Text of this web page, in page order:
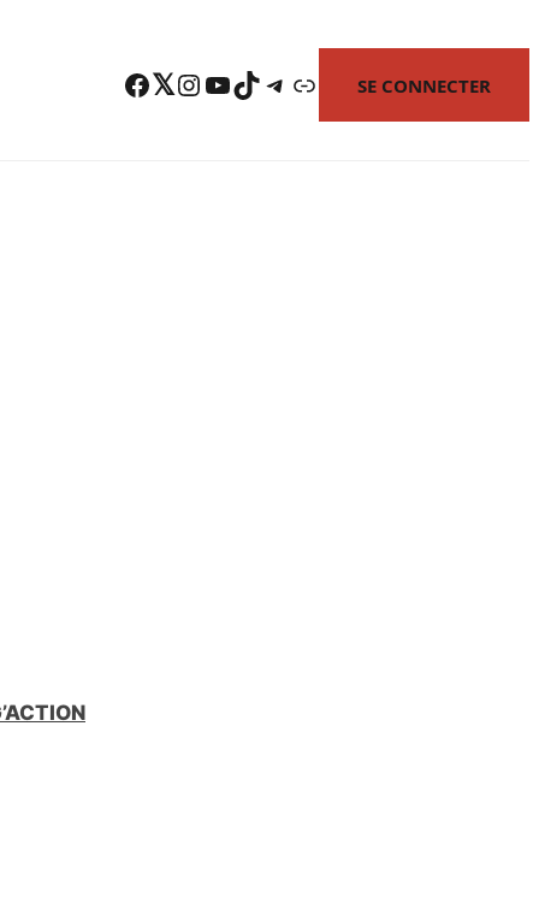
Facebook Twitter Instagram YouTube TikTok Telegram Lien SE CONNECTER